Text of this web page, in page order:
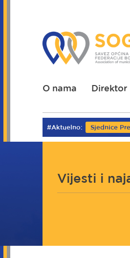
O nama Direktor
#Aktuelno: Sjednice
Vijesti i